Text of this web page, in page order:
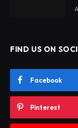
FIND US ON
Facebook
Pinterest